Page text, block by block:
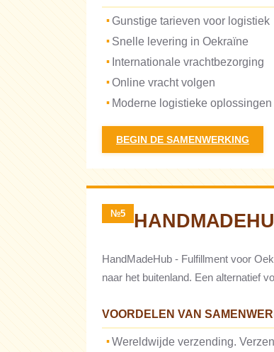
Gunstige tarieven voor logistiek
Snelle levering in Oekraïne
Internationale vrachtbezorging
Online vracht volgen
Moderne logistieke oplossingen
BEGIN DE SAMENWERKING
№5
HandMadeHub - Fulfillment voor
naar het buitenland. Een alternatief
VOORDELEN VAN
Wereldwijde verzending.